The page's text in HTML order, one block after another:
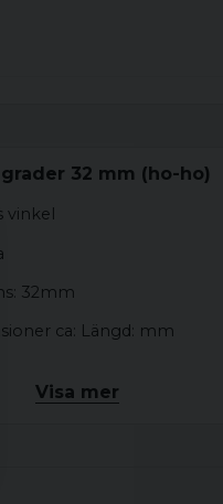
32 mm (ho-ho)
vinkel
32mm
ca: Längd: mm
mm
PVC-rengöring och
Visa mer